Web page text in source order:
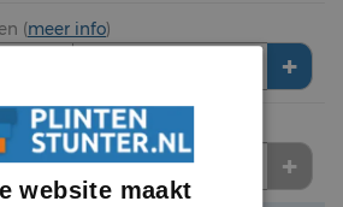
(meer info)
+
bestellen
lengte +
website maakt